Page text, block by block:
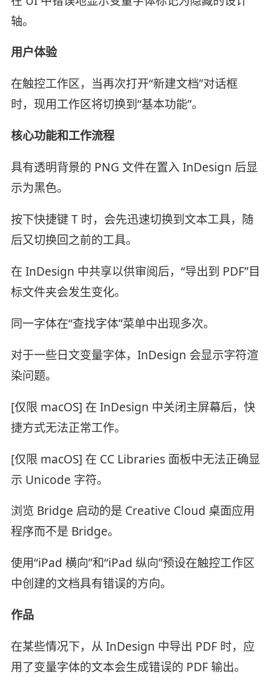
轴。
用户体验
在触控工作区，当再次打开“新建文档”对话框
时，现用工作区将切换到“基本功能”。
核心功能和工作流程
具有透明背景的 PNG 文件在置入 InDesign 后显
示为黑色。
按下快捷键 T 时，会先迅速切换到文本工具，随
后又切换回之前的工具。
在 InDesign 中共享以供审阅后，“导出到 PDF”目
标文件夹会发生变化。
同一字体在“查找字体”菜单中出现多次。
对于一些日文变量字体，InDesign 会显示字符渲
染问题。
[仅限 macOS] 在 InDesign 中关闭主屏幕后，快
捷方式无法正常工作。
[仅限 macOS] 在 CC Libraries 面板中无法正确显
示 Unicode 字符。
浏览 Bridge 启动的是 Creative Cloud 桌面应用
程序而不是 Bridge。
使用“iPad 横向”和“iPad 纵向”预设在触控工作区
中创建的文档具有错误的方向。
作品
在某些情况下，从 InDesign 中导出 PDF 时，应
用了变量字体的文本会生成错误的 PDF 输出。